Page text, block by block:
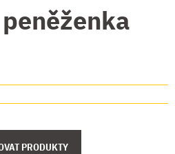
PRODUKTY